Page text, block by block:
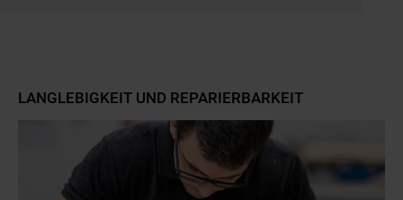
LANGLEBIGKEIT UND REPARIERBARKEIT